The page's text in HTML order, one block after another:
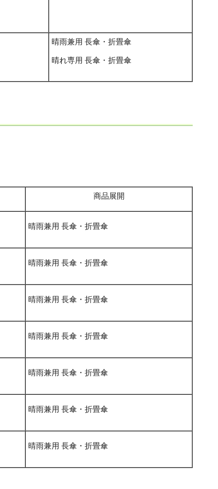
晴雨兼用 長傘・折畳傘
晴れ専用 長傘・折畳傘
商品展開
晴雨兼用 長傘・折畳傘
晴雨兼用 長傘・折畳傘
晴雨兼用 長傘・折畳傘
晴雨兼用 長傘・折畳傘
晴雨兼用 長傘・折畳傘
晴雨兼用 長傘・折畳傘
晴雨兼用 長傘・折畳傘